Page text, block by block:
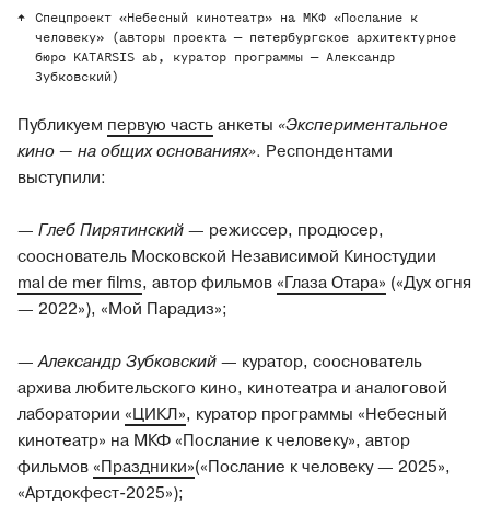
Спецпроект «Небесный кинотеатр» на МКФ «Послание к
человеку» (авторы проекта — петербургское архитектурное
бюро KATARSIS ab, куратор программы — Александр
Зубковский)
Публикуем первую частьанкеты «Экспериментальное
кино — на общих основаниях». Респондентами
выступили:
— Глеб Пирятинский— режиссер, продюсер,
сооснователь Московской Независимой Киностудии
mal de mer films, автор фильмов «Глаза Отара» («Дух огня
— 2022»), «Мой Парадиз»;
—Александр Зубковский— куратор, сооснователь
архива любительского кино, кинотеатра и аналоговой
лаборатории «ЦИКЛ», куратор программы «Небесный
кинотеатр» на МКФ «Послание к человеку», автор
фильмов «Праздники»(«Послание к человеку — 2025»,
«Артдокфест-2025»);